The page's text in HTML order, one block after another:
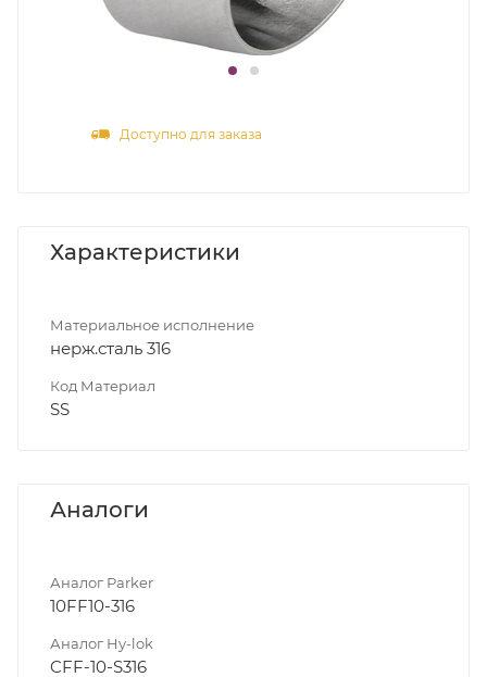
Доступно для заказа
Характеристики
Материальное исполнение
нерж.сталь 316
Код Материал
SS
Аналоги
Аналог Parker
10FF10-316
Аналог Hy-lok
CFF-10-S316